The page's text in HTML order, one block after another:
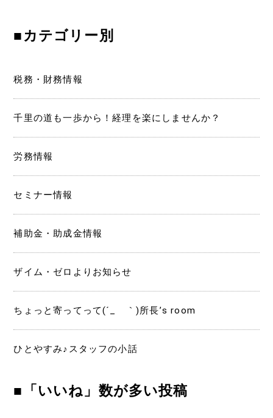
■カテゴリー別
税務・財務情報
千里の道も一歩から！経理を楽にしませんか？
労務情報
セミナー情報
補助金・助成金情報
ザイム・ゼロよりお知らせ
ちょっと寄ってって(´_ゝ｀)所長’s room
ひとやすみ♪スタッフの小話
■「いいね」数が多い投稿